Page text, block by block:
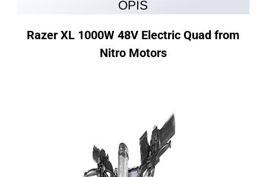
OPIS
Razer XL 1000W 48V Electric Quad from
Nitro Motors